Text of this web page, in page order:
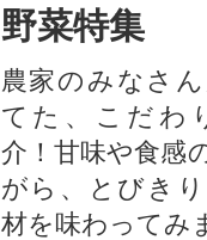
野菜特集
農家のみなさ
てた、こだわ
介！甘味や食感
がら、とびき
材を味わってみ